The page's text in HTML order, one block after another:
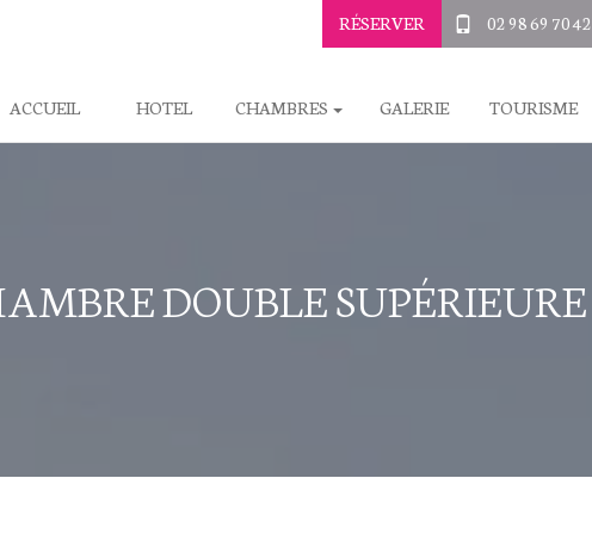
RÉSERVER 02 98 69 70 42
ACCUEIL HOTEL CHAMBRES GALERIE TOURISME
DOUBLE SUPÉRIEURE